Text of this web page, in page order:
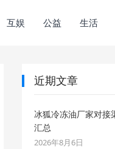
互娱 公益 生活
近期文章
冰狐冷冻油厂家对接
汇总
2026年8月6日